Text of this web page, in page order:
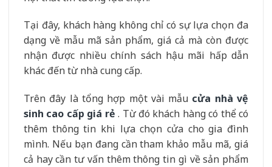
Tại đây, khách hàng không chỉ có sự lựa chọn đa
dạng về mẫu mã sản phẩm, giá cả mà còn được
nhận được nhiều chính sách hậu mãi hấp dẫn
khác đến từ nhà cung cấp.
Trên đây là tổng hợp một vài mẫu cửa nhà vệ
sinh cao cấp giá rẻ . Từ đó khách hàng có thể có
thêm thông tin khi lựa chọn cửa cho gia đình
mình. Nếu bạn đang cần tham khảo mẫu mã, giá
cả hay cần tư vấn thêm thông tin gì về sản phẩm